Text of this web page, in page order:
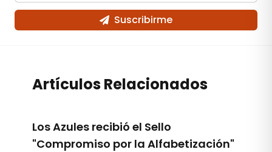
Suscribirme
Artículos Relacionados
Los Azules recibió el Sello
"Compromiso por la Alfabetización"